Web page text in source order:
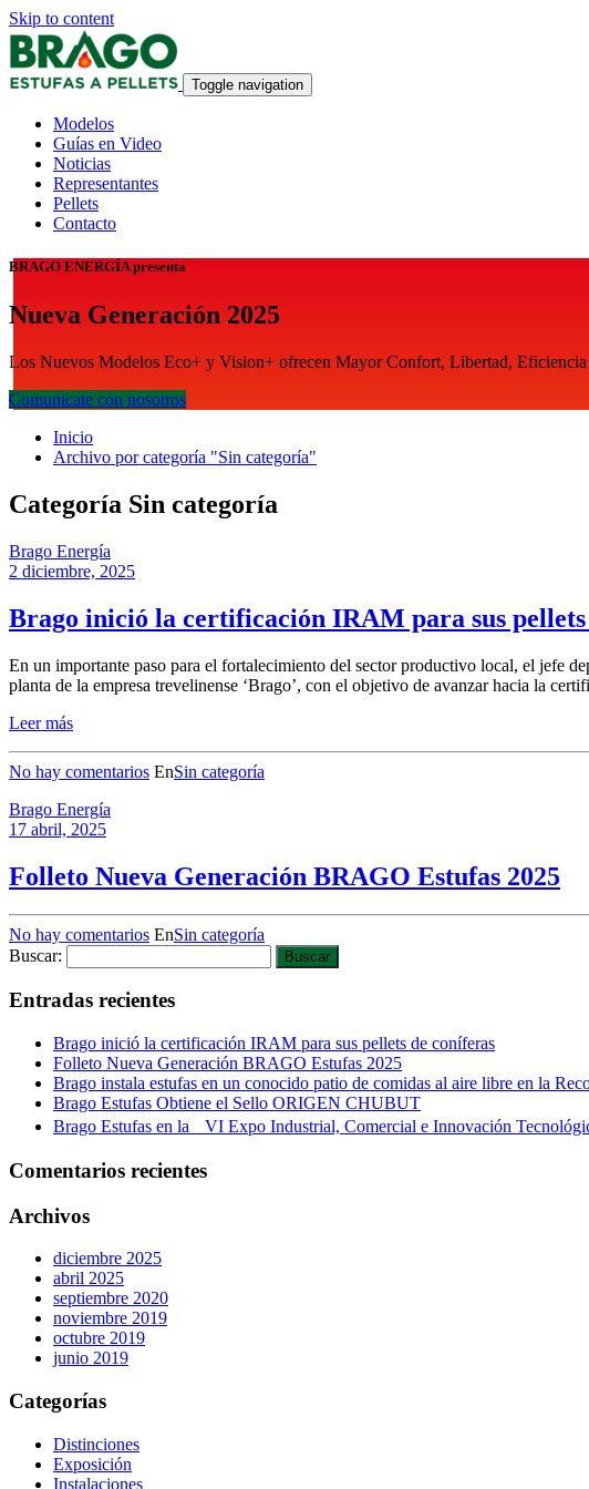
Skip to content
Toggle navigation
Modelos
Guías en Video
Noticias
Representantes
Pellets
Contacto
BRAGO ENERGÍA presenta
Nueva Generación 2025
Los Nuevos Modelos Eco+ y Vision+ ofrecen Mayor Confort, Libertad,
Comunicate con nosotros
Inicio
Archivo por categoría "Sin categoría"
Categoría Sin categoría
Brago Energía
2 diciembre, 2025
Brago inició la certificación IRAM para sus pellets
En un importante paso para el fortalecimiento del sector productivo local, el jefe
planta de la empresa trevelinense ‘Brago’, con el objetivo de avanzar hacia la
Leer más
No hay comentarios EnSin categoría
Brago Energía
17 abril, 2025
Folleto Nueva Generación BRAGO Estufas 2025
No hay comentarios EnSin categoría
Buscar:
Entradas recientes
Brago inició la certificación IRAM para sus pellets de coníferas
Folleto Nueva Generación BRAGO Estufas 2025
Brago instala estufas en un conocido patio de comidas al aire libre en la
Brago Estufas Obtiene el Sello ORIGEN CHUBUT
Brago Estufas en la VI Expo Industrial, Comercial e Innovación
Comentarios recientes
Archivos
diciembre 2025
abril 2025
septiembre 2020
noviembre 2019
octubre 2019
junio 2019
Categorías
Distinciones
Exposición
Instalaciones